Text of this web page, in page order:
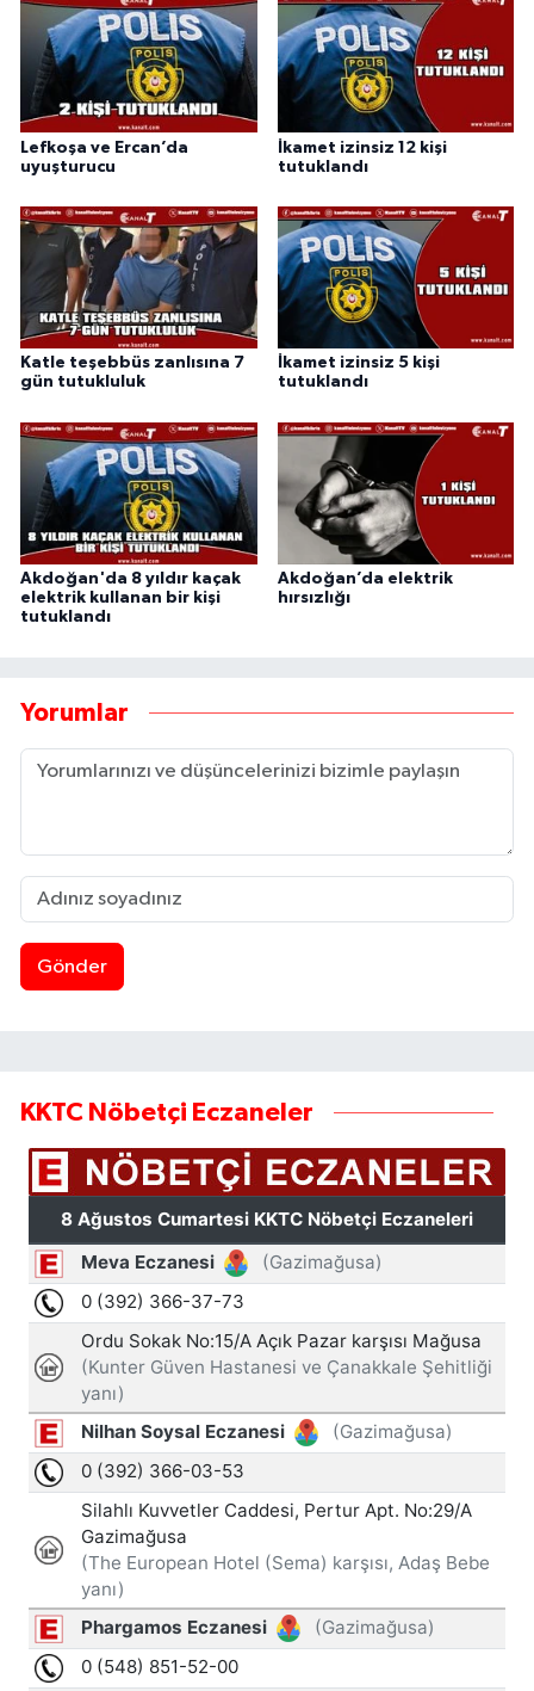
Lefkoşa ve Ercan’da
uyuşturucu
İkamet izinsiz 12 kişi
tutuklandı
Katle teşebbüs zanlısına 7
gün tutukluluk
İkamet izinsiz 5 kişi
tutuklandı
Akdoğan'da 8 yıldır kaçak
elektrik kullanan bir kişi
tutuklandı
Akdoğan’da elektrik
hırsızlığı
Yorumlar
Gönder
KKTC Nöbetçi Eczaneler